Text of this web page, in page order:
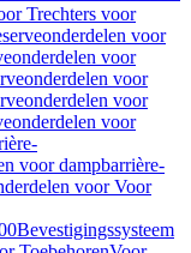
Trechters voor
voor
voor
voor
voor
voor
voor dampbarrière-
voor Voor
Bevestigingssysteem